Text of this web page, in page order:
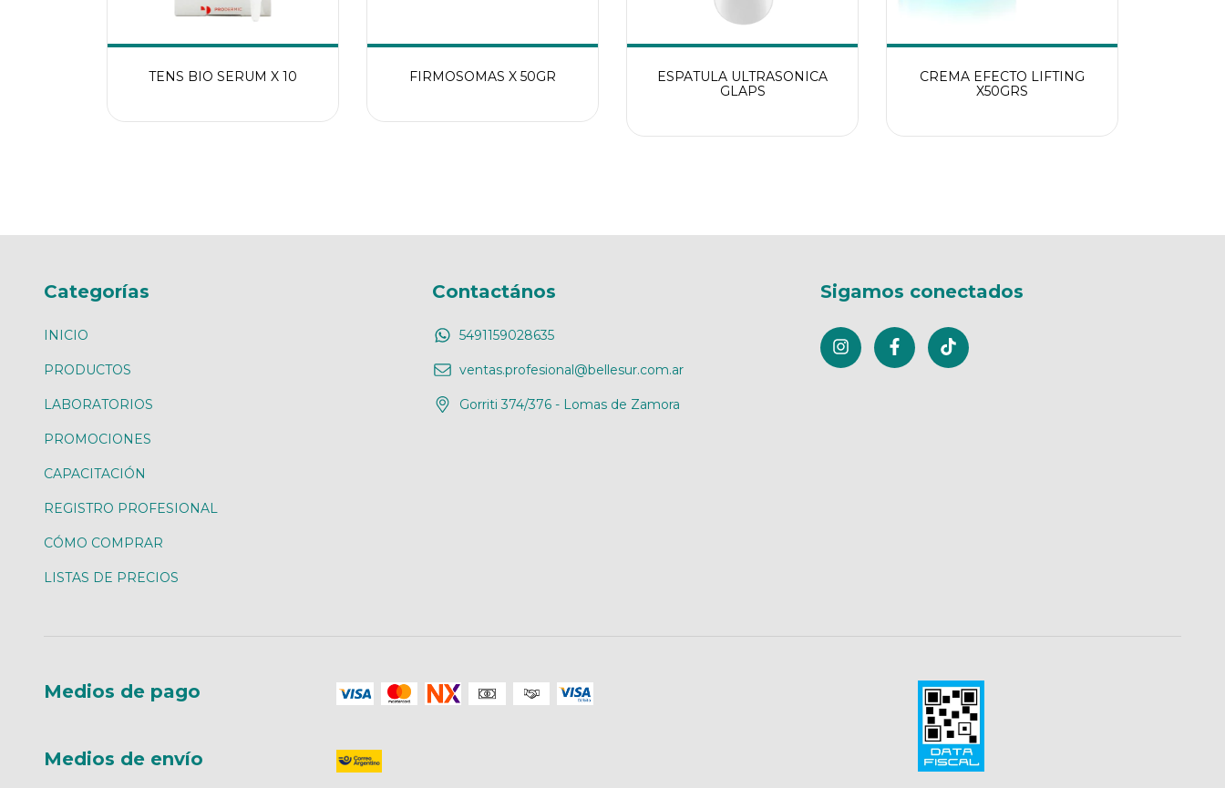
TENS BIO SERUM X 10 FIRMOSOMAS X 50GR
ESPATULA ULTRASONICA
GLAPS
CREMA EFECTO LIFTING
X50GRS
Categorías
INICIO
PRODUCTOS
LABORATORIOS
PROMOCIONES
CAPACITACIÓN
REGISTRO PROFESIONAL
CÓMO COMPRAR
LISTAS DE PRECIOS
Contactános
5491159028635
ventas.profesional@bellesur.com.ar
Gorriti 374/376 - Lomas de Zamora
Sigamos conectados
Medios de pago
Medios de envío